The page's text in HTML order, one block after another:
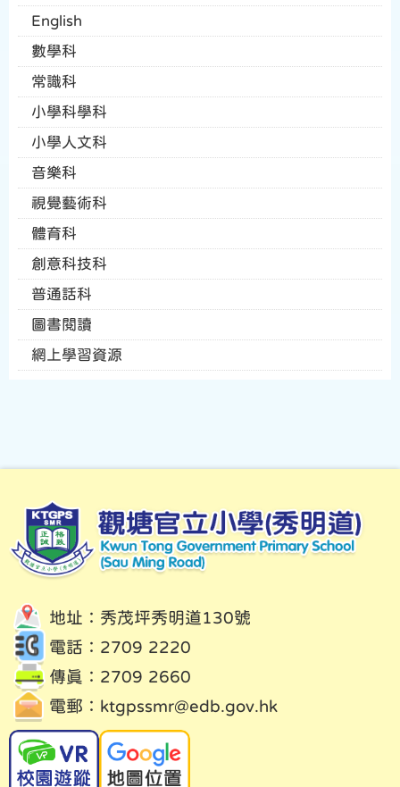
English
數學科
常識科
小學科學科
小學人文科
音樂科
視覺藝術科
體育科
創意科技科
普通話科
圖書閱讀
網上學習資源
地址：秀茂坪秀明道130號
電話：2709 2220
傳真：2709 2660
電郵： ktgpssmr@edb.gov.hk